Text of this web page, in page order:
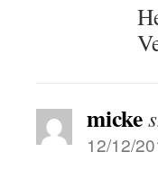
micke
12/12/